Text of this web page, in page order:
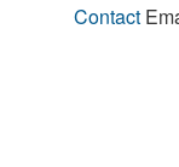
Contact